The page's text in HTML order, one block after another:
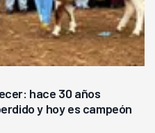
hace 30 años
y hoy es campeón